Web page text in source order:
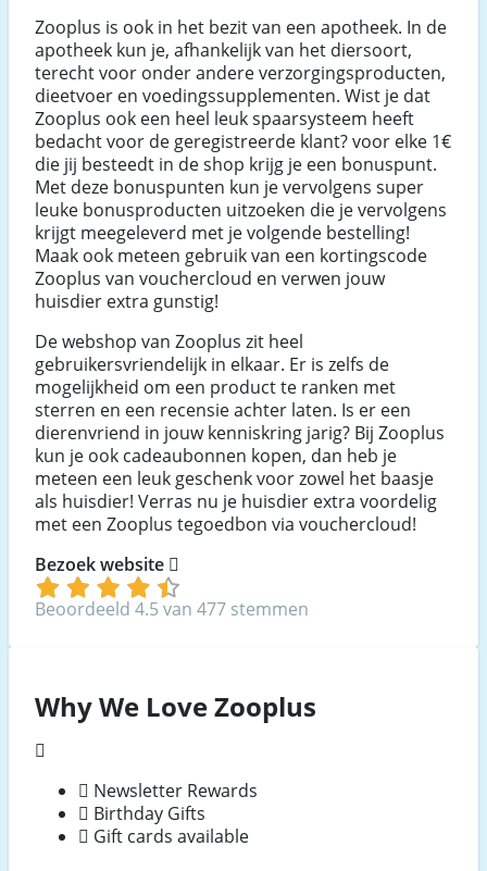
Zooplus is ook in het bezit van een apotheek. In de
apotheek kun je, afhankelijk van het diersoort,
terecht voor onder andere verzorgingsproducten,
dieetvoer en voedingssupplementen. Wist je dat
Zooplus ook een heel leuk spaarsysteem heeft
bedacht voor de geregistreerde klant? voor elke 1€
die jij besteedt in de shop krijg je een bonuspunt.
Met deze bonuspunten kun je vervolgens super
leuke bonusproducten uitzoeken die je vervolgens
krijgt meegeleverd met je volgende bestelling!
Maak ook meteen gebruik van een kortingscode
Zooplus van vouchercloud en verwen jouw
huisdier extra gunstig!
De webshop van Zooplus zit heel
gebruikersvriendelijk in elkaar. Er is zelfs de
mogelijkheid om een product te ranken met
sterren en een recensie achter laten. Is er een
dierenvriend in jouw kenniskring jarig? Bij Zooplus
kun je ook cadeaubonnen kopen, dan heb je
meteen een leuk geschenk voor zowel het baasje
als huisdier! Verras nu je huisdier extra voordelig
met een Zooplus tegoedbon via vouchercloud!
Bezoek website
Beoordeeld 4.5 van 477 stemmen
Why We Love Zooplus
Newsletter Rewards
Birthday Gifts
Gift cards available